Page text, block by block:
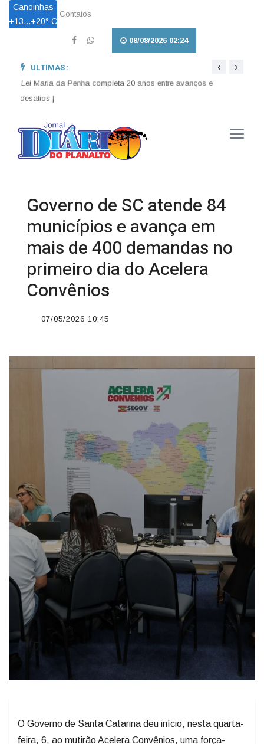
Canoinhas
+13...+20° C
Contatos
08/08/2026 02:24
ULTIMAS :
Lei Maria da Penha completa 20 anos entre avanços e
desafios |
‹ ›
Governo de SC atende 84
municípios e avança em
mais de 400 demandas no
primeiro dia do Acelera
Convênios
07/05/2026 10:45
';
O Governo de Santa Catarina deu início, nesta quarta-
feira, 6, ao mutirão Acelera Convênios, uma força-